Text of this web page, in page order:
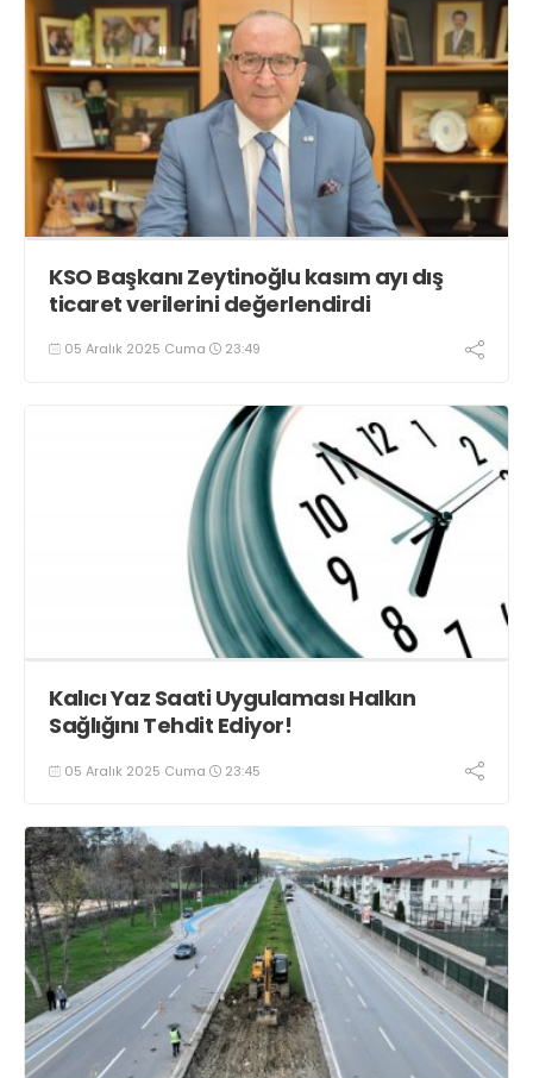
KSO Başkanı Zeytinoğlu kasım ayı dış
ticaret verilerini değerlendirdi
05 Aralık 2025 Cuma 23:49
Kalıcı Yaz Saati Uygulaması Halkın
Sağlığını Tehdit Ediyor!
05 Aralık 2025 Cuma 23:45